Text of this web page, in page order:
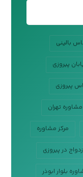
بالینی
پیروزی
پیروزی
مشاوره تهران
مرکز مشاوره
در پیروزی
بلوار ابوذر